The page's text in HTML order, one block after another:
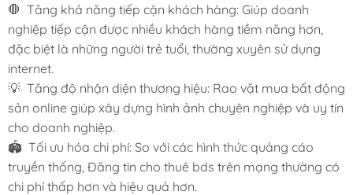
🛑 Tăng khả năng tiếp cận khách hàng: Giúp doanh
nghiệp tiếp cận được nhiều khách hàng tiềm năng hơn,
đặc biệt là những người trẻ tuổi, thường xuyên sử dụng
internet.
💡 Tăng độ nhận diện thương hiệu: Rao vặt mua bất động
sản online giúp xây dựng hình ảnh chuyên nghiệp và uy tín
cho doanh nghiệp.
🏟️ Tối ưu hóa chi phí: So với các hình thức quảng cáo
truyền thống, Đăng tin cho thuê bds trên mạng thường có
chi phí thấp hơn và hiệu quả hơn.